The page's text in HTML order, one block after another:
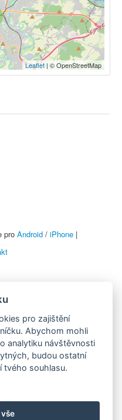
Leaflet | © OpenStreetMap
pro Android / iPhone |
spjat s žádným
pro zajištění
Abychom mohli
analytiku návštěvnosti
budou ostatní
tvého souhlasu.